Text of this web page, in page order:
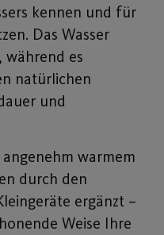
kennen und für
Das Wasser
es
natürlichen
und
warmem
durch den
ergänzt –
Weise Ihre